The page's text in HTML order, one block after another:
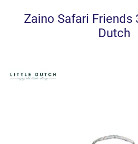
Zaino Safari Friends
Dutch